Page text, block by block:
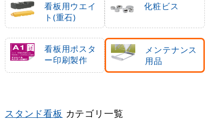
看板用ウエイ
ト(重石)
化粧ビス
看板用ポスタ
ー印刷製作
メンテナンス
用品
スタンド看板 カテゴリ一覧